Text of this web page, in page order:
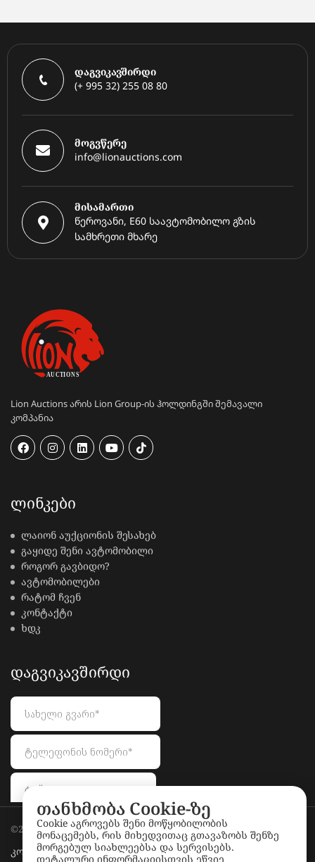
დაგვიკავშირდი
(+ 995 32) 255 08 80
მოგვწერე
info@lionauctions.com
მისამართი
წეროვანი, E60 საავტომობილო გზის
სამხრეთი მხარე
Lion Auctions არის Lion Group-ის ჰოლდინგში შემავალი
კომპანია
ᲚᲘᲜᲙᲔᲑᲘ
ლაიონ აუქციონის შესახებ
გაყიდე შენი ავტომობილი
როგორ გავბიდო?
ავტომობილები
რატომ ჩვენ
კონტაქტი
ხდკ
ᲓᲐᲒᲕᲘᲙᲐᲕᲨᲘᲠᲓᲘ
©2026LionAuctions.ge. All rights reserved.
კონფიდენციალურობის პოლიტიკა
თანხმობა Cookie-ზე
Cookie აგროვებს შენი მოწყობილობის
მონაცემებს, რის მიხედვითაც გთავაზობს შენზე
მორგებულ სიახლეებსა და სერვისებს.
დეტალური ინფორმაციისთვის ეწვიე